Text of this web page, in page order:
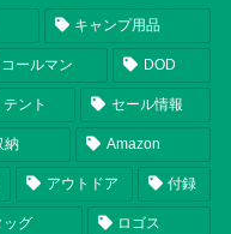
キャンプ用品
コールマン DOD
テント セール情報
納 Amazon
アウトドア 付録
ッグ ロゴス